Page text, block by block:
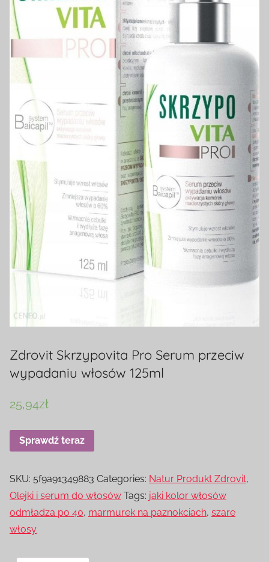
Zdrovit Skrzypovita Pro Serum przeciw
wypadaniu włosów 125ml
25,94zł
Sprawdź teraz
SKU: 5f9a91349883 Categories: Natur Produkt Zdrovit,
Olejki i serum do włosów Tags: jaki kolor włosów
odmładza po 40, marmurek na paznokciach, szare
włosy